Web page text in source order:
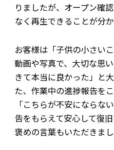
りましたが、オープン確
なく再生できることが分か
お客様は「子供の小さい
動画や写真で、大切な思
きて本当に良かった」と
た、作業中の進捗報告を
「こちらが不安にならな
告をもらえて安心して復
褒めの言葉もいただきまし